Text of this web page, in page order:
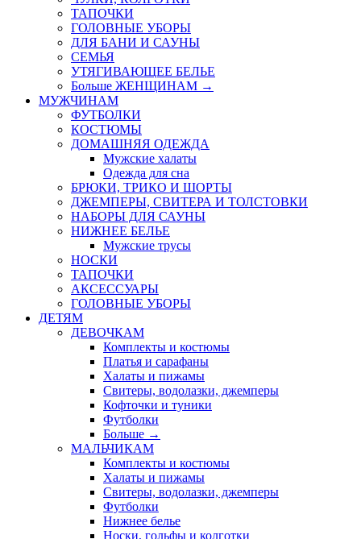
ТАПОЧКИ
ГОЛОВНЫЕ УБОРЫ
ДЛЯ БАНИ И САУНЫ
СЕМЬЯ
УТЯГИВАЮЩЕЕ БЕЛЬЕ
Больше ЖЕНЩИНАМ →
МУЖЧИНАМ
ФУТБОЛКИ
КОСТЮМЫ
ДОМАШНЯЯ ОДЕЖДА
Мужские халаты
Одежда для сна
БРЮКИ, ТРИКО И ШОРТЫ
ДЖЕМПЕРЫ, СВИТЕРА И ТОЛСТОВКИ
НАБОРЫ ДЛЯ САУНЫ
НИЖНЕЕ БЕЛЬЕ
Мужские трусы
НОСКИ
ТАПОЧКИ
АКСЕССУАРЫ
ГОЛОВНЫЕ УБОРЫ
ДЕТЯМ
ДЕВОЧКАМ
Комплекты и костюмы
Платья и сарафаны
Халаты и пижамы
Свитеры, водолазки, джемперы
Кофточки и туники
Футболки
Больше →
МАЛЬЧИКАМ
Комплекты и костюмы
Халаты и пижамы
Свитеры, водолазки, джемперы
Футболки
Нижнее белье
Носки, гольфы и колготки